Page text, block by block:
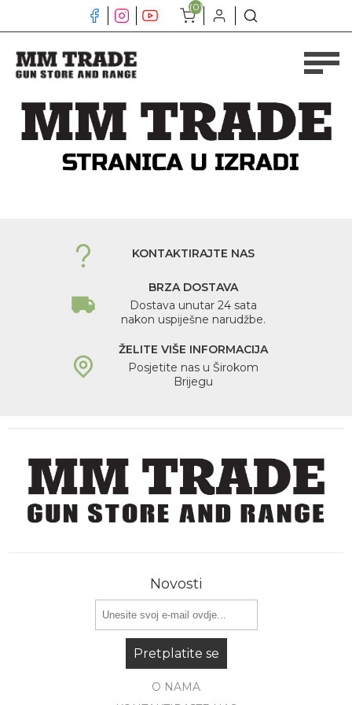
(0)
KONTAKTIRAJTE NAS
BRZA DOSTAVA
Dostava unutar 24 sata
nakon uspiješne narudžbe.
ŽELITE VIŠE INFORMACIJA
Posjetite nas u Širokom
Brijegu
Novosti
Pretplatite se
O NAMA